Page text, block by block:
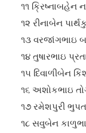
૧૧ ક્રિષ્નાબહેન
૧૨ રીનાબેન
૧૩ વરજાંગભાઇ
૧૪ તુષારભાઇ
૧૫ દિવાળીબેન
૧૬ અશોકભાઇ
૧૭ રમેશપુરી
૧૮ સવુબેન